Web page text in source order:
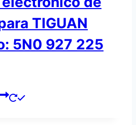
TIGUAN
5N0 927 225